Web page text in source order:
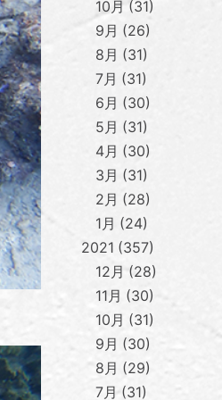
10月
31
9月
26
8月
31
7月
31
6月
30
5月
31
4月
30
3月
31
2月
28
1月
24
2021 357
12月
28
11月
30
10月
31
9月
30
8月
29
7月
31